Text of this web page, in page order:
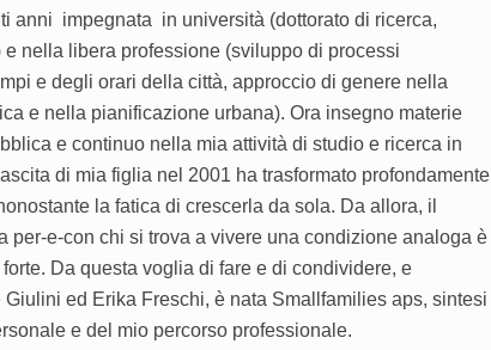
anni impegnata in università (dottorato di ricerca,
nella libera professione (sviluppo di processi
e degli orari della città, approccio di genere nella
e nella pianificazione urbana). Ora insegno materie
e continuo nella mia attività di studio e ricerca in
di mia figlia nel 2001 ha trasformato profondamente
la fatica di crescerla da sola. Da allora, il
per-e-con chi si trova a vivere una condizione analoga è
Da questa voglia di fare e di condividere, e
Giulini ed Erika Freschi, è nata Smallfamilies aps, sintesi
e del mio percorso professionale.